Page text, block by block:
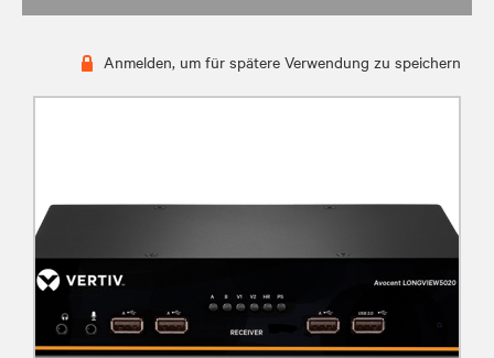
Anmelden, um für spätere Verwendung zu speichern